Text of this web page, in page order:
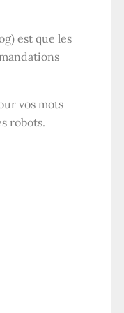
est que les
vos mots
robots.